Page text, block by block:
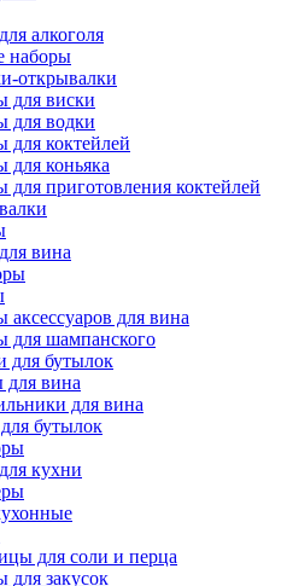
алкоголя
наборы
открывалки
для виски
для водки
для коктейлей
для коньяка
для приготовления коктейлей
вина
аксессуаров для вина
для шампанского
для бутылок
для вина
для вина
бутылок
кухни
для соли и перца
для закусок